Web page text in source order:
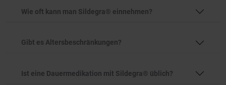
Wie oft kann man Sildegra® einnehmen?
Gibt es Altersbeschränkungen?
Ist eine Dauermedikation mit Sildegra® üblich?